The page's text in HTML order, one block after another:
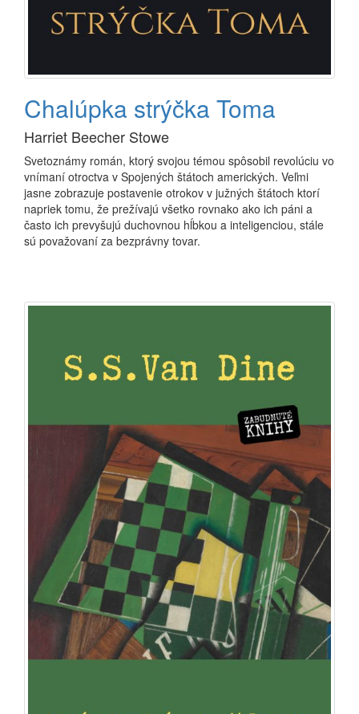
Chalúpka strýčka Toma
Harriet Beecher Stowe
Svetoznámy román, ktorý svojou témou spôsobil revolúciu vo
vnímaní otroctva v Spojených štátoch amerických. Veľmi
jasne zobrazuje postavenie otrokov v južných štátoch ktorí
napriek tomu, že prežívajú všetko rovnako ako ich páni a
často ich prevyšujú duchovnou hĺbkou a inteligenciou, stále
sú považovaní za bezprávny tovar.